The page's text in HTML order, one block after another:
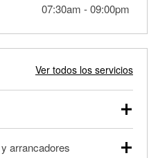
07:30am -09:00pm
Ver todos los servicios
comerciales y
arrancadores